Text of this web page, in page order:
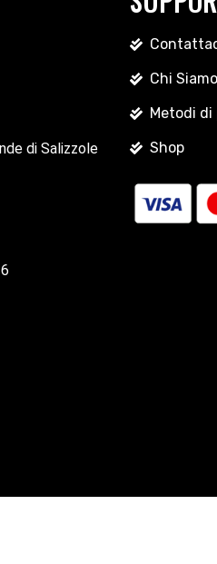
di Salizzole
Chi Siamo
Metodi
Shop